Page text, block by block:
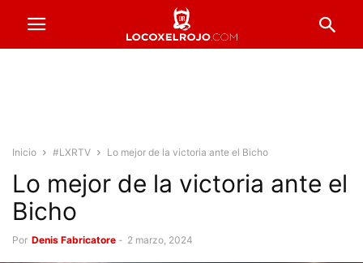
Inicio #LXRTV Lo mejor de la victoria ante el Bicho
Lo mejor de la victoria ante el
Bicho
Por Denis Fabricatore - 2 marzo, 2024